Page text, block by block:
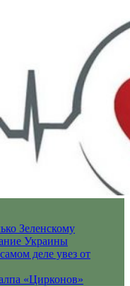
Зеленскому
Украины
деле увез от
«Цирконов»